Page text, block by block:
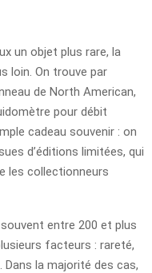
un objet plus rare, la
loin. On trouve par
de North American,
pour débit
cadeau souvenir : on
d’éditions limitées, qui
les collectionneurs
entre 200 et plus
facteurs : rareté,
la majorité des cas,